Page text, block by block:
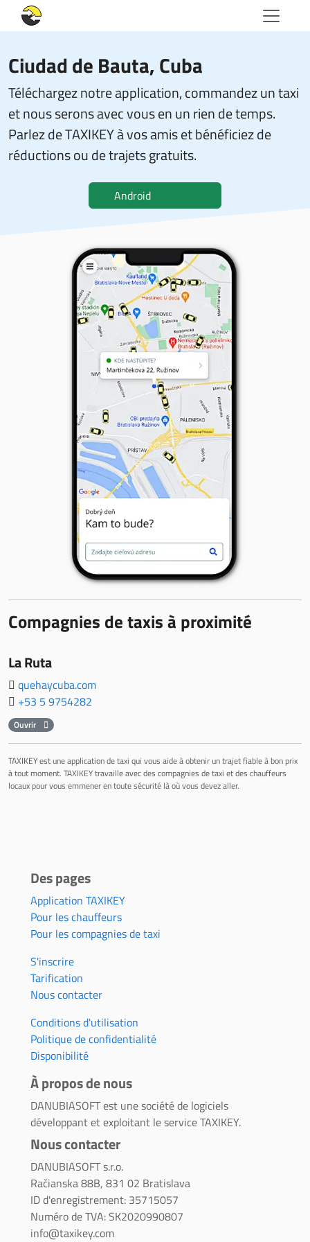
Ciudad de Bauta, Cuba
Téléchargez notre application, commandez un taxi
et nous serons avec vous en un rien de temps.
Parlez de TAXIKEY à vos amis et bénéficiez de
réductions ou de trajets gratuits.
Android
Compagnies de taxis à proximité
La Ruta
quehaycuba.com
+53 5 9754282
Ouvrir
TAXIKEY est une application de taxi qui vous aide à obtenir un trajet fiable à bon prix
à tout moment. TAXIKEY travaille avec des compagnies de taxi et des chauffeurs
locaux pour vous emmener en toute sécurité là où vous devez aller.
Des pages
Application TAXIKEY
Pour les chauffeurs
Pour les compagnies de taxi
S'inscrire
Tarification
Nous contacter
Conditions d'utilisation
Politique de confidentialité
Disponibilité
À propos de nous
DANUBIASOFT est une société de logiciels
développant et exploitant le service TAXIKEY.
Nous contacter
DANUBIASOFT s.r.o.
Račianska 88B, 831 02 Bratislava
ID d'enregistrement: 35715057
Numéro de TVA: SK2020990807
info@taxikey.com